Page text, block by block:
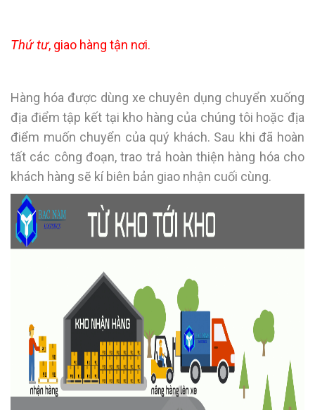
Thứ tư, giao hàng tận nơi.
Hàng hóa được dùng xe chuyên dụng chuyển xuống
địa điểm tập kết tại kho hàng của chúng tôi hoặc địa
điểm muốn chuyển của quý khách. Sau khi đã hoàn
tất các công đoạn, trao trả hoàn thiện hàng hóa cho
khách hàng sẽ kí biên bản giao nhận cuối cùng.